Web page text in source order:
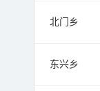
北门乡
东兴乡